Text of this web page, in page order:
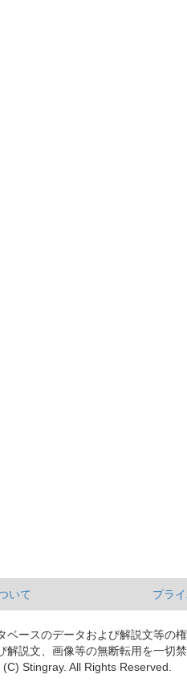
いて プラ
ベースのデータおよび解説文等の
解説文、画像等の無断転用を一切禁
Stingray. All Rights Reserved.